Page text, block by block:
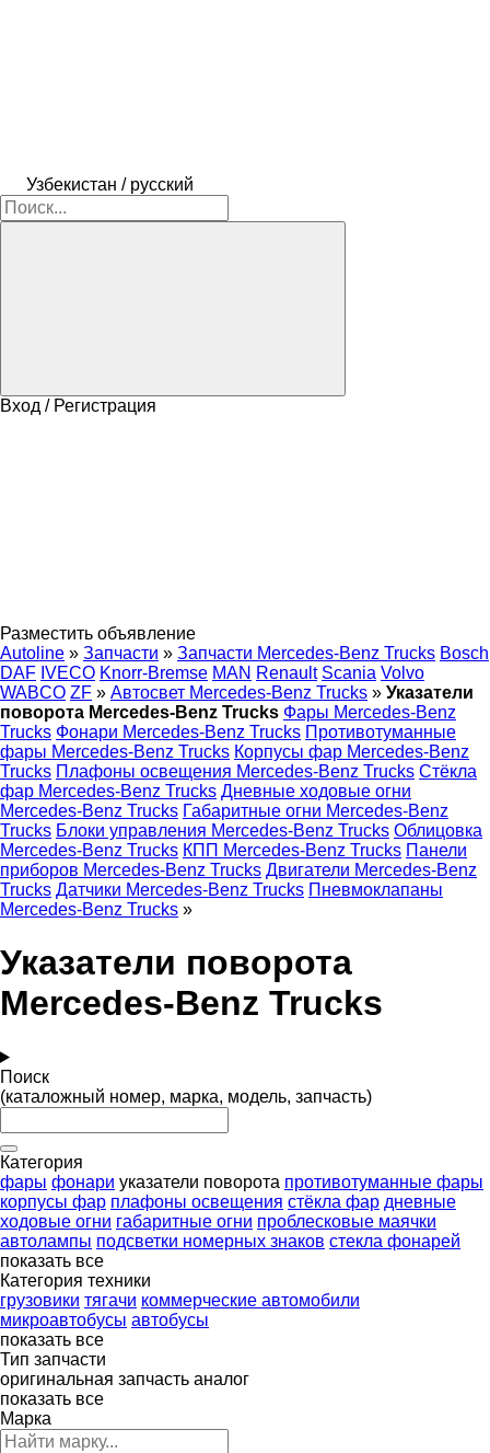
Узбекистан / русский
Вход / Регистрация
Разместить объявление
Autoline » Запчасти » Запчасти Mercedes-Benz Trucks Bosch
DAF IVECO Knorr-Bremse MAN Renault Scania Volvo
WABCO ZF » Автосвет Mercedes-Benz Trucks » Указатели
поворота Mercedes-Benz Trucks Фары Mercedes-Benz
Trucks Фонари Mercedes-Benz Trucks Противотуманные
фары Mercedes-Benz Trucks Корпусы фар Mercedes-Benz
Trucks Плафоны освещения Mercedes-Benz Trucks Стёкла
фар Mercedes-Benz Trucks Дневные ходовые огни
Mercedes-Benz Trucks Габаритные огни Mercedes-Benz
Trucks Блоки управления Mercedes-Benz Trucks Облицовка
Mercedes-Benz Trucks КПП Mercedes-Benz Trucks Панели
приборов Mercedes-Benz Trucks Двигатели Mercedes-Benz
Trucks Датчики Mercedes-Benz Trucks Пневмоклапаны
Mercedes-Benz Trucks »
Указатели поворота
Mercedes-Benz Trucks
Поиск
(каталожный номер, марка, модель, запчасть)
Категория
фары фонари указатели поворота противотуманные фары
корпусы фар плафоны освещения стёкла фар дневные
ходовые огни габаритные огни проблесковые маячки
автолампы подсветки номерных знаков стекла фонарей
показать все
Категория техники
грузовики тягачи коммерческие автомобили
микроавтобусы автобусы
показать все
Тип запчасти
оригинальная запчасть аналог
показать все
Марка